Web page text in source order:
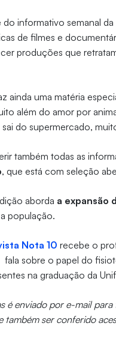
informativo semanal
de filmes e
produções que
ainda uma matéria
além do amor por
do supermercado,
também todas as
, que está com seleção
aborda a expansão
população.
Nota 10 recebe o
fala sobre o papel do
na graduação da
é enviado por e-mail
também ser conferido